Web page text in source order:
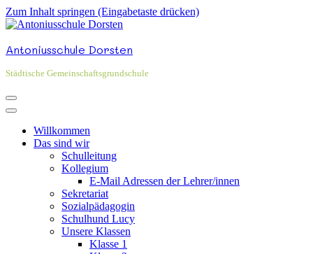
Zum Inhalt springen (Eingabetaste drücken)
Antoniusschule Dorsten
Städtische Gemeinschaftsgrundschule
Willkommen
Das sind wir
Schulleitung
Kollegium
E-Mail Adressen der Lehrer/innen
Sekretariat
Sozialpädagogin
Schulhund Lucy
Unsere Klassen
Klasse 1